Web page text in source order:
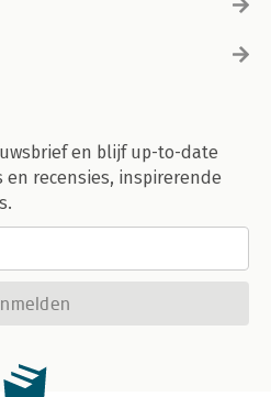
en blijf up-to-date
recensies, inspirerende